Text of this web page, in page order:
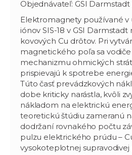
Objednávateľ: GSI Darmstadt
Elektromagnety používané v
iónov SIS-18 v GSI Darmstadt
kovových Cu drôtov. Pri
magnetického poľa sa
mechanizmu ohmických
prispievajú k spotrebe
Túto časť prevádzkových
dobe kriticky narástla, kvôli
nákladom na elektrickú
teoretickú štúdiu zameranú
dodržaní rovnakého počtu
pulzu elektrického prúdu –
vysokoteplotnej supravodivej